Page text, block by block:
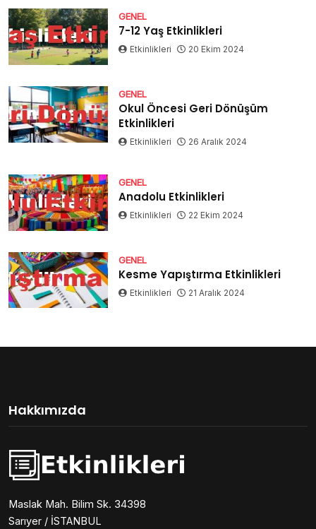
GENEL
7-12 Yaş Etkinlikleri
Etkinlikleri 20 Ekim 2024
GENEL
Okul Öncesi Geri Dönüşüm
Etkinlikleri
Etkinlikleri 26 Aralık 2024
GENEL
Anadolu Etkinlikleri
Etkinlikleri 22 Ekim 2024
GENEL
Kesme Yapıştırma Etkinlikleri
Etkinlikleri 21 Aralık 2024
Hakkımızda
Maslak Mah. Bilim Sk. 34398
Sarıyer / İSTANBUL